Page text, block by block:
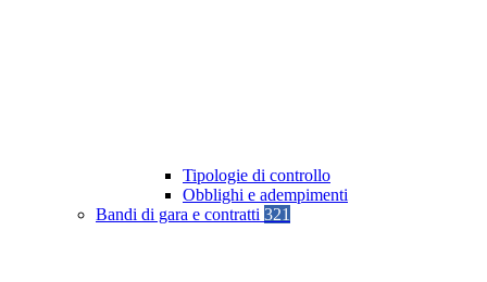
Tipologie di controllo
Obblighi e adempimenti
Bandi di gara e contratti 321